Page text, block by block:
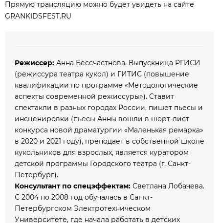
Прямую трансляцию можно будет увидеть на сайте
GRANKIDSFEST.RU
Режиссер: Анна Бессчастнова. Выпускница РГИСИ
(режиссура театра кукол) и ГИТИС (повышение
квалификации по программе «Методологические
аспекты современной режиссуры»). Ставит
спектакли в разных городах России, пишет пьесы и
инсценировки (пьесы Анны вошли в шорт-лист
конкурса новой драматургии «Маленькая ремарка»
в 2020 и 2021 году), преподает в собственной школе
кукольников для взрослых, является куратором
детской программы Городского театра (г. Санкт-
Петербург).
Консультант по спецэффектам: Светлана Лобачева.
С 2004 по 2008 год обучалась в Санкт-
Петербургском Электротехническом
Университете, где начала работать в детских